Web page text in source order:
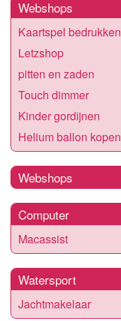
Webshops
Kaartspel bedrukken
Letzshop
pitten en zaden
Touch dimmer
Kinder gordijnen
Helium ballon kopen
Webshops
Computer
Macassist
Watersport
Jachtmakelaar